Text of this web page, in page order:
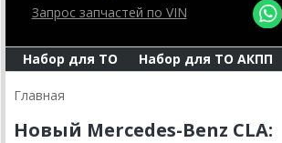
Запрос запчастей по VIN
Набор для ТО Набор для ТО АКПП
Главная
Новый Mercedes-Benz CLA: